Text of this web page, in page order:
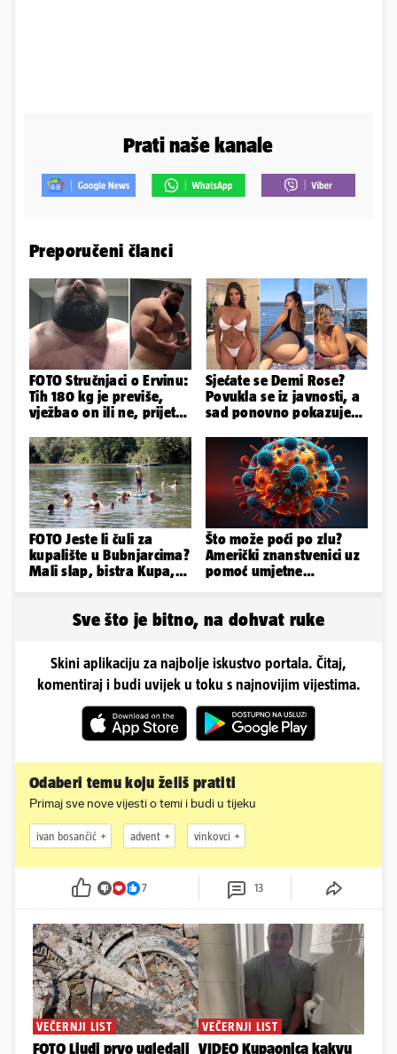
Prati naše kanale
Preporučeni članci
FOTO Stručnjaci o Ervinu:
Tih 180 kg je previše,
vježbao on ili ne, prijete
Sjećate se Demi Rose?
Povukla se iz javnosti, a
sad ponovno pokazuje
FOTO Jeste li čuli za
kupalište u Bubnjarcima?
Mali slap, bistra Kupa,
Što može poći po zlu?
Američki znanstvenici uz
pomoć umjetne
Sve što je bitno, na dohvat ruke
Skini aplikaciju za najbolje iskustvo portala. Čitaj,
komentiraj i budi uvijek u toku s najnovijim vijestima.
Odaberi temu koju želiš pratiti
Primaj sve nove vijesti o temi i budi u tijeku
ivan bosančić advent vinkovci
7 13